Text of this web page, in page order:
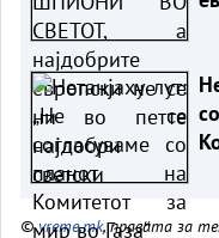
©vreme.mk, правата за